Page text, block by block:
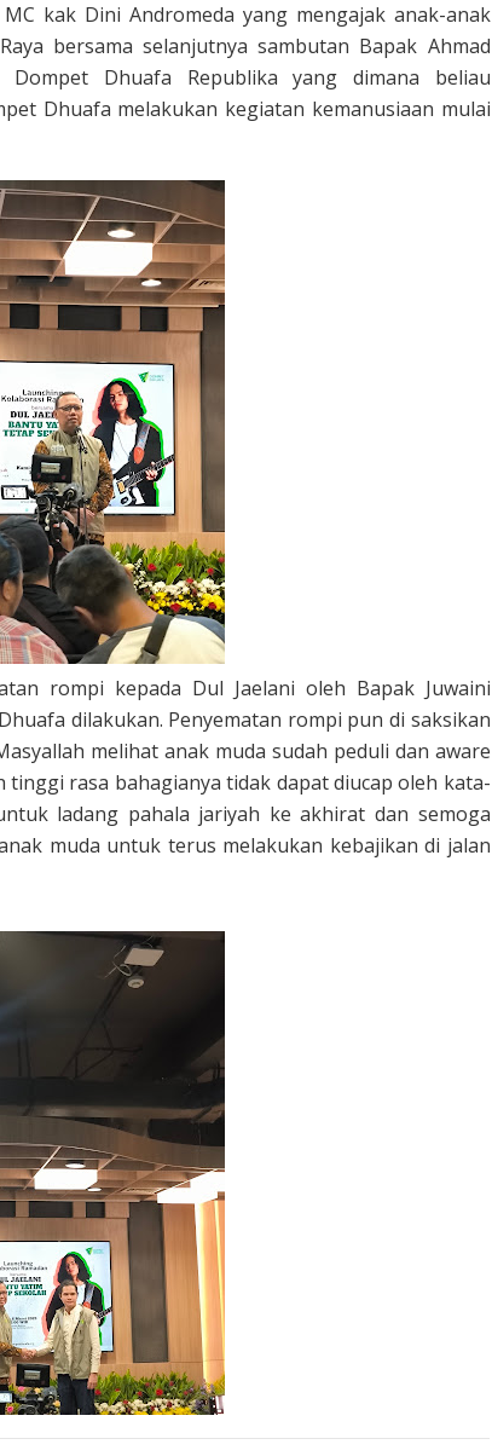
kak Dini Andromeda yang mengajak anak-anak
bersama selanjutnya sambutan Bapak Ahmad
Dompet Dhuafa Republika yang dimana beliau
Dhuafa melakukan kegiatan kemanusiaan mulai
rompi kepada Dul Jaelani oleh Bapak Juwaini
dilakukan. Penyematan rompi pun di saksikan
melihat anak muda sudah peduli dan aware
rasa bahagianya tidak dapat diucap oleh kata-
ladang pahala jariyah ke akhirat dan semoga
muda untuk terus melakukan kebajikan di jalan